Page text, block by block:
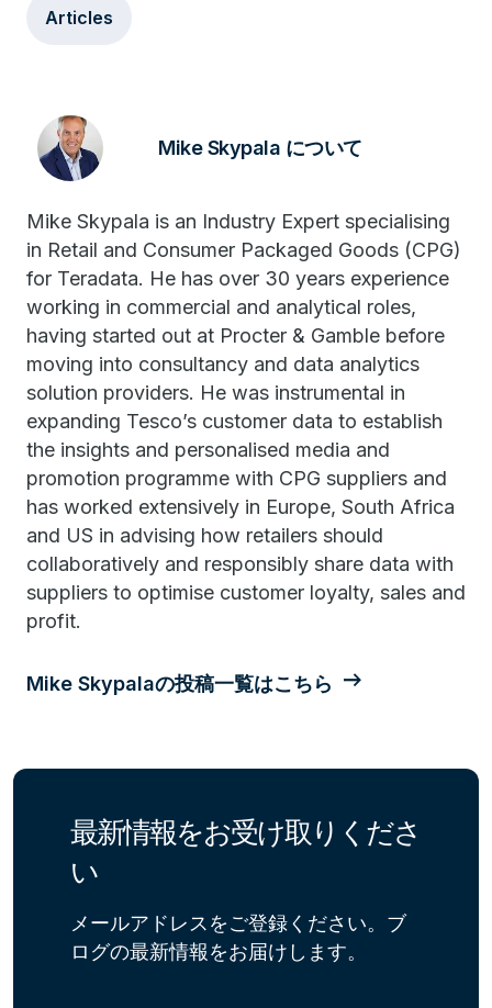
Articles
Mike Skypala について
Mike Skypala is an Industry Expert specialising
in Retail and Consumer Packaged Goods (CPG)
for Teradata. He has over 30 years experience
working in commercial and analytical roles,
having started out at Procter & Gamble before
moving into consultancy and data analytics
solution providers. He was instrumental in
expanding Tesco’s customer data to establish
the insights and personalised media and
promotion programme with CPG suppliers and
has worked extensively in Europe, South Africa
and US in advising how retailers should
collaboratively and responsibly share data with
suppliers to optimise customer loyalty, sales and
profit.
Mike Skypalaの投稿一覧はこちら
最新情報をお受け取りくださ
い
メールアドレスをご登録ください。ブ
ログの最新情報をお届けします。